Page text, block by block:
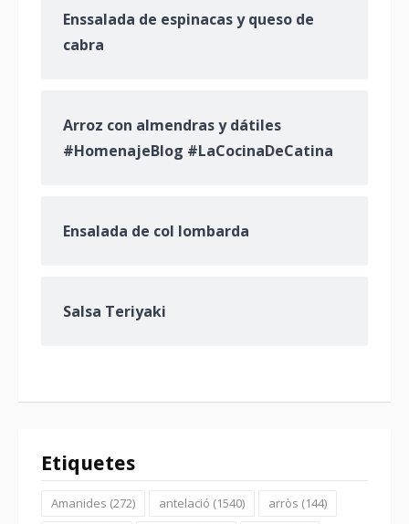
Enssalada de espinacas y queso de
cabra
Arroz con almendras y dátiles
#HomenajeBlog #LaCocinaDeCatina
Ensalada de col lombarda
Salsa Teriyaki
Etiquetes
Amanides (272) antelació (1540) arròs (144)